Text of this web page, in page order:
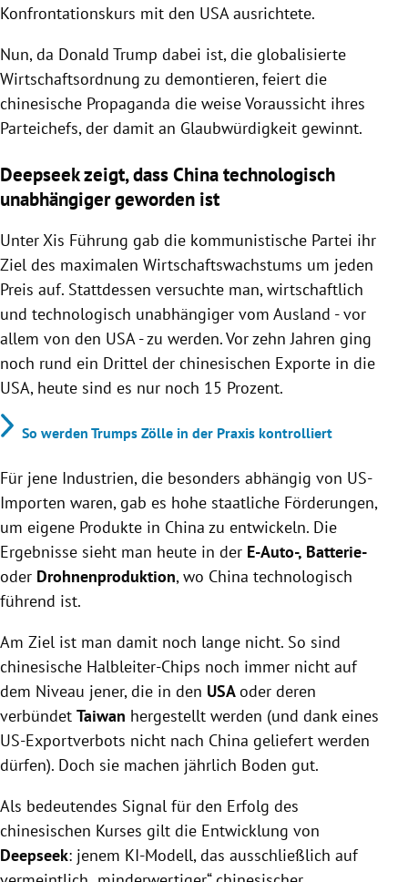
Konfrontationskurs mit den USA ausrichtete.
Nun, da Donald Trump dabei ist, die globalisierte
Wirtschaftsordnung zu demontieren, feiert die
chinesische Propaganda die weise Voraussicht ihres
Parteichefs, der damit an Glaubwürdigkeit gewinnt.
Deepseek zeigt, dass China technologisch
unabhängiger geworden ist
Unter Xis Führung gab die kommunistische Partei ihr
Ziel des maximalen Wirtschaftswachstums um jeden
Preis auf. Stattdessen versuchte man, wirtschaftlich
und technologisch unabhängiger vom Ausland - vor
allem von den USA - zu werden. Vor zehn Jahren ging
noch rund ein Drittel der chinesischen Exporte in die
USA, heute sind es nur noch 15 Prozent.
So werden Trumps Zölle in der Praxis kontrolliert
Für jene Industrien, die besonders abhängig von US-
Importen waren, gab es hohe staatliche Förderungen,
um eigene Produkte in China zu entwickeln. Die
Ergebnisse sieht man heute in der E-Auto-, Batterie-
oder Drohnenproduktion, wo China technologisch
führend ist.
Am Ziel ist man damit noch lange nicht. So sind
chinesische Halbleiter-Chips noch immer nicht auf
dem Niveau jener, die in den USAoder deren
verbündet Taiwan hergestellt werden (und dank eines
US-Exportverbots nicht nach China geliefert werden
dürfen). Doch sie machen jährlich Boden gut.
Als bedeutendes Signal für den Erfolg des
chinesischen Kurses gilt die Entwicklung von
Deepseek: jenem KI-Modell, das ausschließlich auf